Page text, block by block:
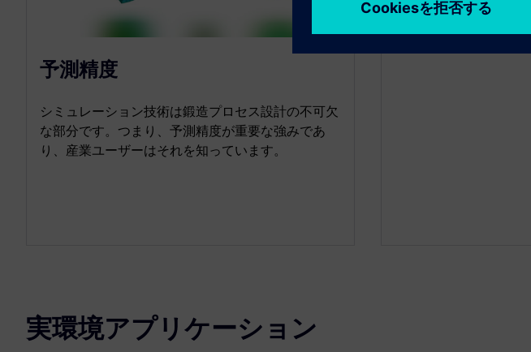
予測精度
シミュレーション技術は鍛造プロセス設計の不可欠
な部分です。つまり、予測精度が重要な強みであ
り、産業ユーザーはそれを知っています。
実環境アプリケーション